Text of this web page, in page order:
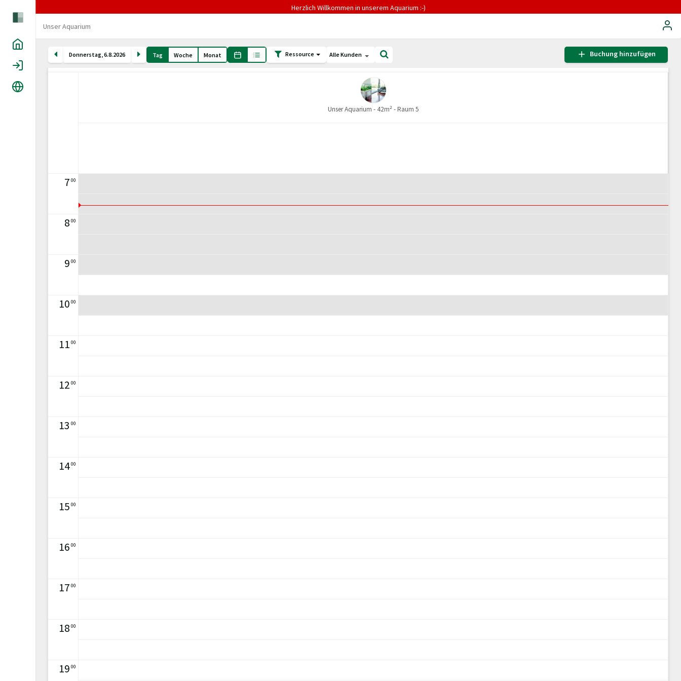
Login
Herzlich Willkommen in unserem Aquarium :-)
Unser Aquarium
Donnerstag,6.8.2026 Tag Woche Monat Ressource Alle Kunden Buchung hinzufügen
Unser Aquarium - 42m² - Raum 5
7 00
8 00
9 00
10 00
11 00
12 00
13 00
1400
15 00
16 00
17 00
18 00
19 00